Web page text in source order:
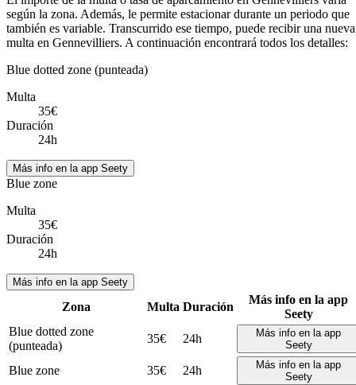
según la zona. Además, le permite estacionar durante un periodo que
también es variable. Transcurrido ese tiempo, puede recibir una nueva
multa en Gennevilliers. A continuación encontrará todos los detalles:
Blue dotted zone (punteada)
Multa
35€
Duración
24h
Más info en la app Seety
Blue zone
Multa
35€
Duración
24h
Más info en la app Seety
Zona Multa Duración
Más info en la app
Seety
Blue dotted zone
(punteada)
35€ 24h
Más info en la app
Seety
Blue zone 35€ 24h
Más info en la app
Seety